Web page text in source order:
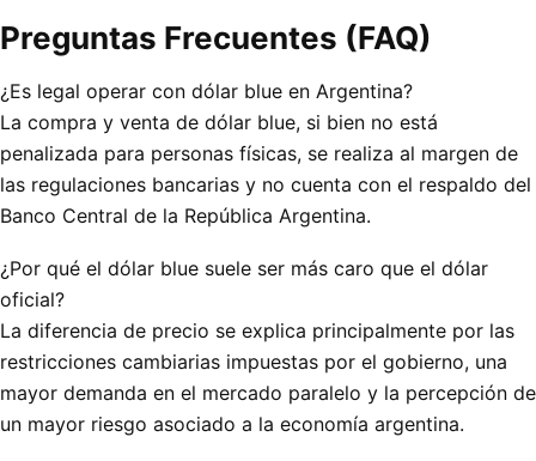
Preguntas Frecuentes (FAQ)
¿Es legal operar con dólar blue en Argentina?
La compra y venta de dólar blue, si bien no está
penalizada para personas físicas, se realiza al margen de
las regulaciones bancarias y no cuenta con el respaldo del
Banco Central de la República Argentina.
¿Por qué el dólar blue suele ser más caro que el dólar
oficial?
La diferencia de precio se explica principalmente por las
restricciones cambiarias impuestas por el gobierno, una
mayor demanda en el mercado paralelo y la percepción de
un mayor riesgo asociado a la economía argentina.